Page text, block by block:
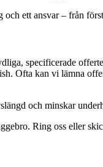
ett ansvar – från
specificerade
Ofta kan vi lämna
och minskar
Ring oss eller